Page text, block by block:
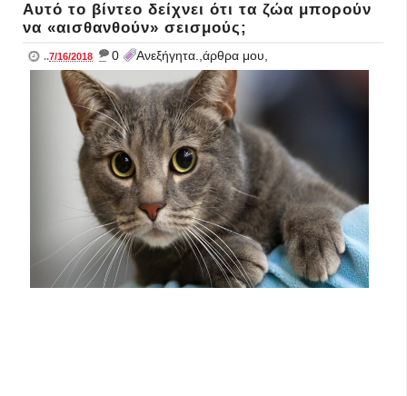
Αυτό το βίντεο δείχνει ότι τα ζώα μπορούν
να «αισθανθούν» σεισμούς;
..7/16/2018 _ 0 Ανεξήγητα.,άρθρα μου,